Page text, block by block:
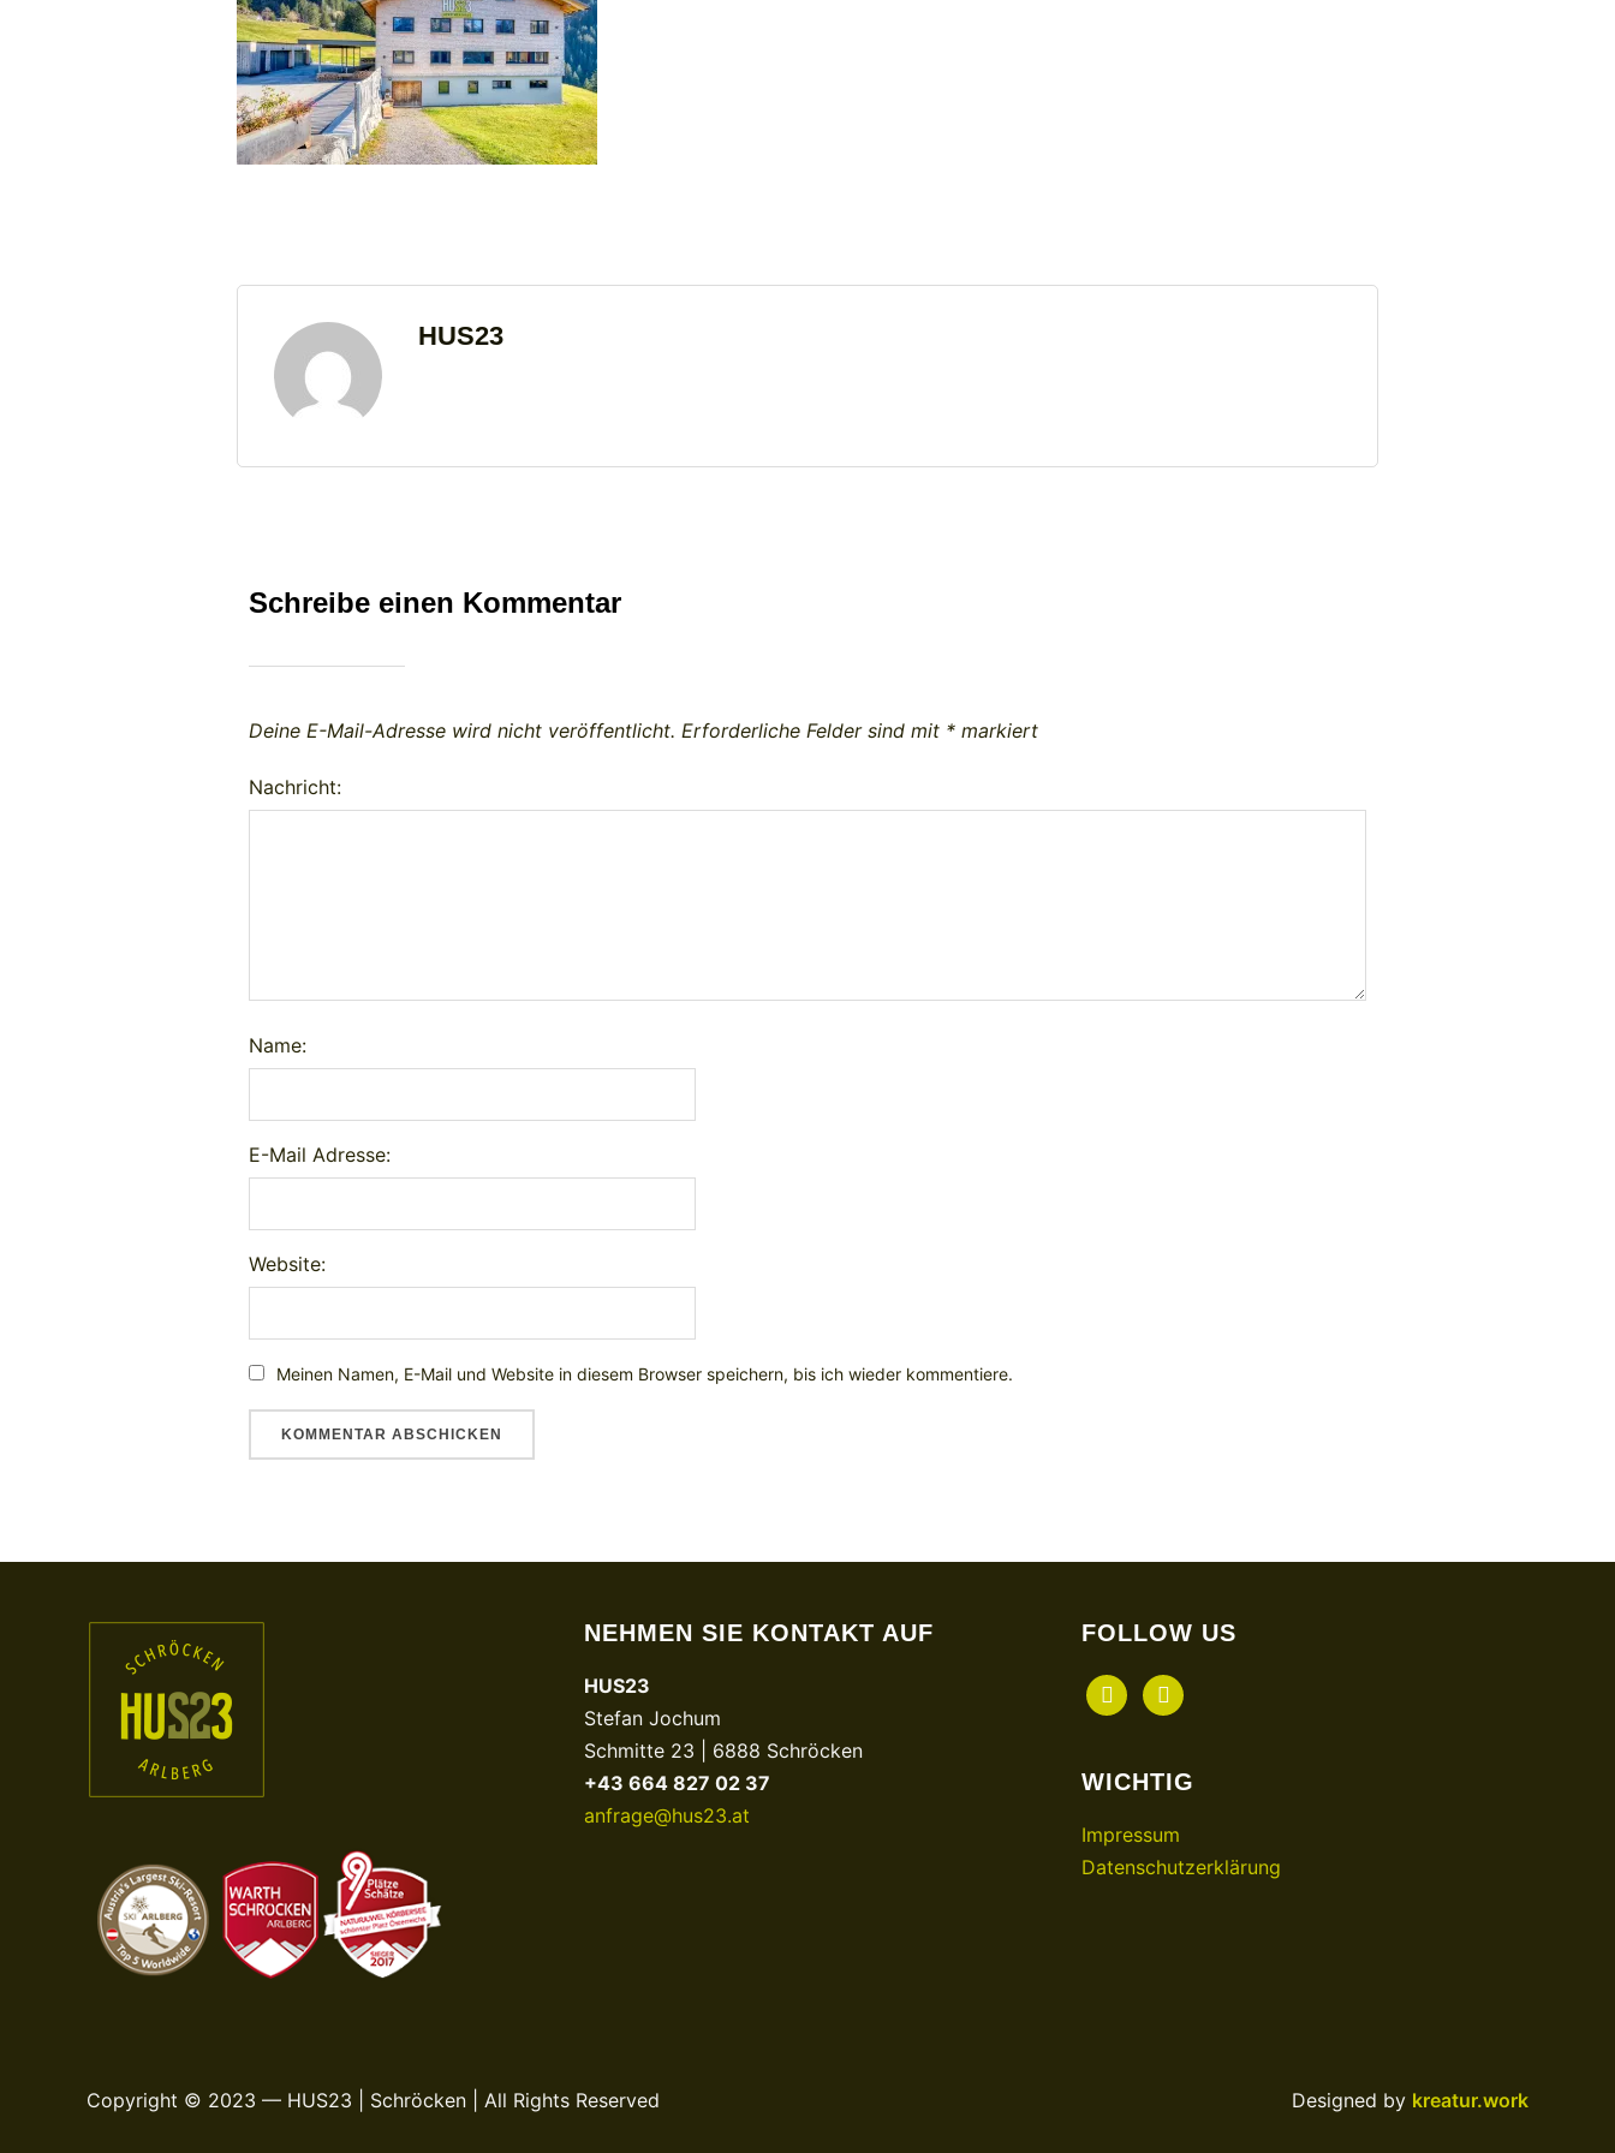
HUS23
Schreibe einen Kommentar
Deine E-Mail-Adresse wird nicht veröffentlicht. Erforderliche Felder sind mit * markiert
Nachricht:
Name:
E-Mail Adresse:
Website:
Meinen Namen, E-Mail und Website in diesem Browser speichern, bis ich wieder kommentiere.
NEHMEN SIE KONTAKT AUF
HUS23
Stefan Jochum
Schmitte 23 | 6888 Schröcken
+43 664 827 02 37
anfrage@hus23.at
FOLLOW US
facebookinstagram
WICHTIG
Impressum
Datenschutzerklärung
Copyright © 2023 — HUS23 | Schröcken | All Rights Reserved Designed by kreatur.work